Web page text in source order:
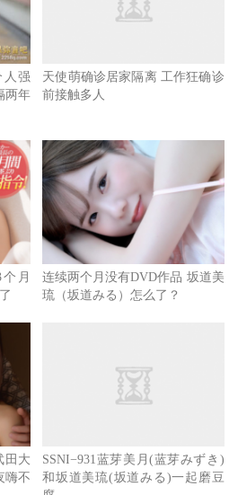
ド受賞女Yが豪華共演！！ 上下
れる360°块感MAXドリーム逆3
]作品下载地址
人强
两年
天使萌确诊居家隔离 工作狂确诊
前接触多人
月
连续两个月没有DVD作品 坂道美
琉（坂道みる）怎么了？
田大
嗨不
SSNI−931蓝芽美月(蓝芽みずき)
和坂道美琉(坂道みる)一起磨豆